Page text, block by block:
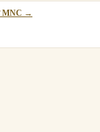
MNC →